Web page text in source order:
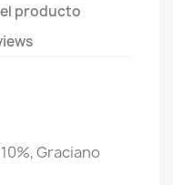
producto
Graciano